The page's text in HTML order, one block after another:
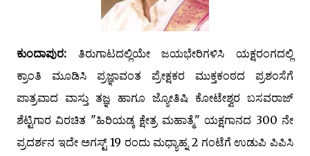
ಕುಂದಾಪುರ: ತಿರುಗಾಟದಲ್ಲಿಯೇ ಜಯಭೇರಿಗಳಿಸಿ ಯಕ್ಷರಂಗದಲ್ಲಿ
ಕ್ರಾಂತಿ ಮೂಡಿಸಿ ಪ್ರಜ್ಞಾವಂತ ಪ್ರೇಕ್ಷಕರ ಮುಕ್ತಕಂಠದ ಪ್ರಶಂಸೆಗೆ
ಪಾತ್ರವಾದ ವಾಸ್ತು ತಜ್ಞ ಹಾಗೂ ಜ್ಯೋತಿಷಿ ಕೋಟೇಶ್ವರ ಬಸವರಾಜ್
ಶೆಟ್ಟಿಗಾರ ವಿರಚಿತ "ಹಿರಿಯಡ್ಕ ಕ್ಷೇತ್ರ ಮಹಾತ್ಮೆ" ಯಕ್ಷಗಾನದ 300 ನೇ
ಪ್ರದರ್ಶನ ಇದೇ ಅಗಸ್ಟ್ 19 ರಂದು ಮಧ್ಯಾಹ್ನ 2 ಗಂಟೆಗೆ ಉಡುಪಿ ಪಿಪಿಸಿ